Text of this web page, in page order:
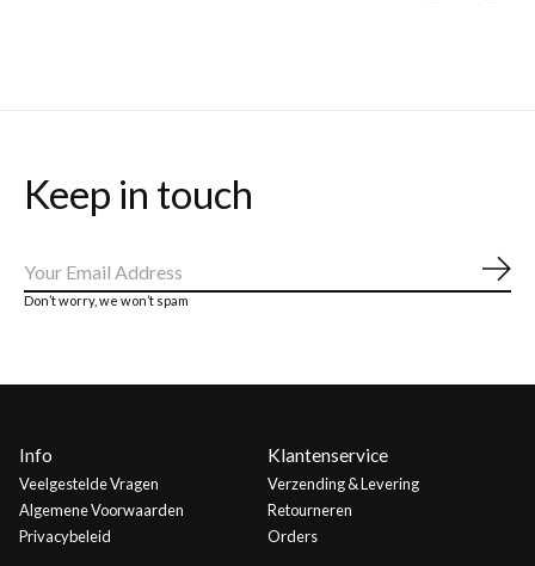
Keep in touch
Don’t worry, we won’t spam
Info
Veelgestelde Vragen
Algemene Voorwaarden
Privacybeleid
Klantenservice
Verzending & Levering
Retourneren
Orders